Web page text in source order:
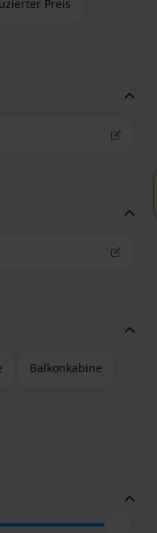
Preis
Balkonkabine